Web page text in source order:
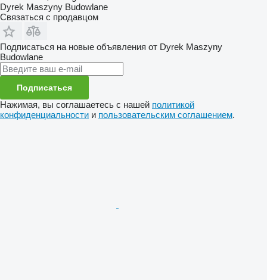
Dyrek Maszyny Budowlane
Связаться с продавцом
Подписаться на новые объявления от Dyrek Maszyny
Budowlane
Подписаться
Нажимая, вы соглашаетесь с нашей политикой
конфиденциальности и пользовательским соглашением.